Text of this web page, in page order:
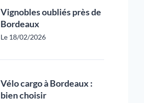
Vignobles oubliés près de
Bordeaux
Le 18/02/2026
Vélo cargo à Bordeaux :
bien choisir